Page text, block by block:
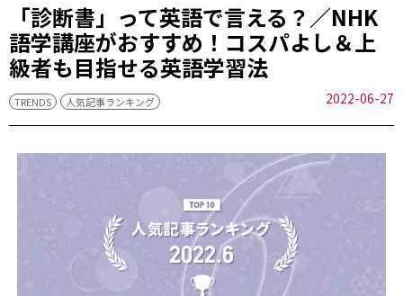
「診断書」って英語で言える？／NHK
語学講座がおすすめ！コスパよし＆上
級者も目指せる英語学習法
TRENDS 人気記事ランキング 2022-06-27